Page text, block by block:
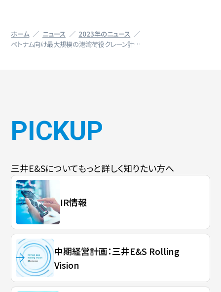
ホーム ニュース
2023年のニュース
ベトナム向け最大規模の港湾荷役クレーン計…
PICKUP
三井E&Sについてもっと詳しく知りたい方へ
IR情報
中期経営計画：三井E&S Rolling
Vision